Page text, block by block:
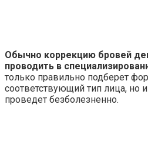
Обычно коррекцию бровей
проводить в
только правильно подберет
соответствующий тип лица, но
проведет безболезненно.